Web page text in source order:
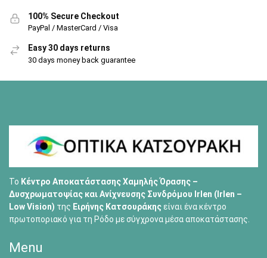
100% Secure Checkout
PayPal / MasterCard / Visa
Easy 30 days returns
30 days money back guarantee
Το Κέντρο Αποκατάστασης Χαμηλής Όρασης –
Δυσχρωματοψίας και Ανίχνευσης Συνδρόμου Irlen (Irlen –
Low Vision) της Ειρήνης Κατσουράκηςείναι ένα κέντρο
πρωτοποριακό για τη Ρόδο με σύγχρονα μέσα αποκατάστασης.
Menu